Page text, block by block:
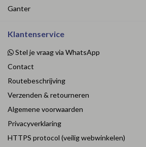
Ganter
Klantenservice
Stel je vraag via WhatsApp
Contact
Routebeschrijving
Verzenden & retourneren
Algemene voorwaarden
Privacyverklaring
HTTPS protocol (veilig webwinkelen)